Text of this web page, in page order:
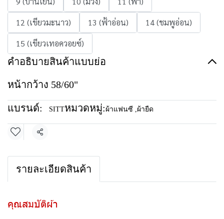
12 (เขียวมะนาว)
13 (ฟ้าอ่อน)
14 (ชมพูอ่อน)
15 (เขียวเทอควอยซ์)
คำอธิบายสินค้าแบบย่อ
หน้ากว้าง 58/60"
แบรนด์: SITTหมวดหมู่: ผ้าแฟนซี ,ผ้ายืด
แชร์
รายละเอียดสินค้า
คุณสมบัติผ้า